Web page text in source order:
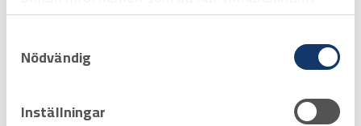
eller som de har samlat in när du har använt
Nödvändig
Inställningar